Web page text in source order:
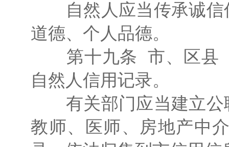
自然人应当传承诚信
道德、个人品德。
第十九条 市、区县（
自然人信用记录。
有关部门应当建立公
教师、医师、房地产中